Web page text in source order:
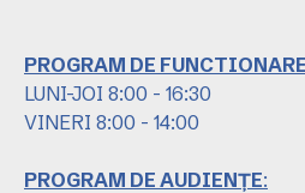
PROGRAM DE
LUNI-JOI 8:00 - 16:30
VINERI 8:00 - 14:00
PROGRAM DE AUDIENȚE: